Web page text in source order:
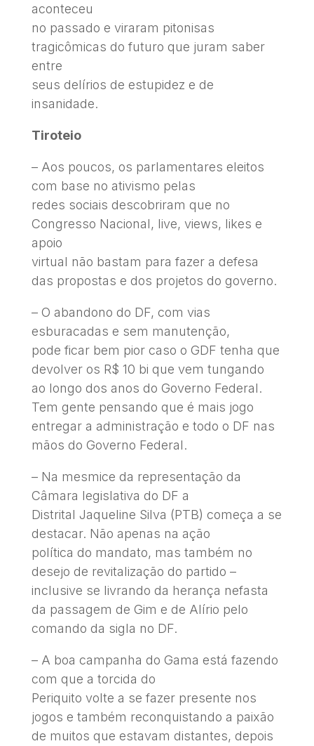
aconteceu
no passado e viraram pitonisas
tragicômicas do futuro que juram saber
entre
seus delírios de estupidez e de
insanidade.
Tiroteio
– Aos poucos, os parlamentares eleitos
com base no ativismo pelas
redes sociais descobriram que no
Congresso Nacional, live, views, likes e
apoio
virtual não bastam para fazer a defesa
das propostas e dos projetos do governo.
– O abandono do DF, com vias
esburacadas e sem manutenção,
pode ficar bem pior caso o GDF tenha que
devolver os R$ 10 bi que vem tungando
ao longo dos anos do Governo Federal.
Tem gente pensando que é mais jogo
entregar a administração e todo o DF nas
mãos do Governo Federal.
– Na mesmice da representação da
Câmara legislativa do DF a
Distrital Jaqueline Silva (PTB) começa a se
destacar. Não apenas na ação
política do mandato, mas também no
desejo de revitalização do partido –
inclusive se livrando da herança nefasta
da passagem de Gim e de Alírio pelo
comando da sigla no DF.
– A boa campanha do Gama está fazendo
com que a torcida do
Periquito volte a se fazer presente nos
jogos e também reconquistando a paixão
de muitos que estavam distantes, depois